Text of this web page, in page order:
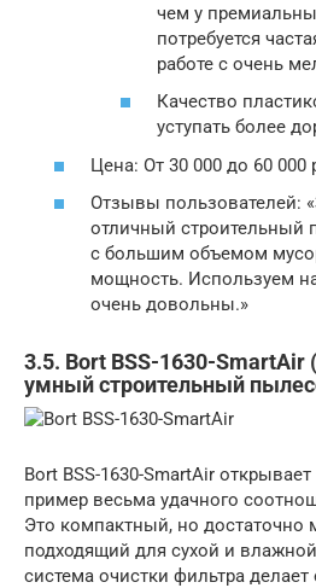
чем у
потребуется
работе с очень
Качество
уступать более
Цена: От 30 000 до 60 000
Отзывы пользователей:
отличный строительный
с большим объемом
мощность. Используем
очень довольны.»
3.5. Bort BSS-1630-
умный строительный
Bort BSS-1630-SmartAir
пример весьма удачного
Это компактный, но
подходящий для сухой и
система очистки фильтра